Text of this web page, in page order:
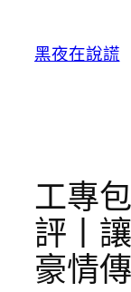
黑夜在說謊
工專
評丨
豪情